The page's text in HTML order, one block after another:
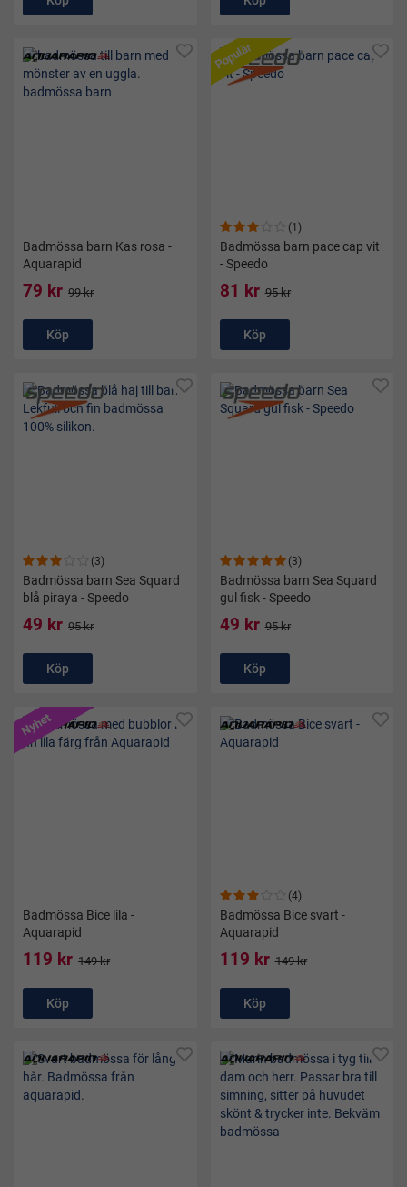
Badmössa barn Kas rosa -
Aquarapid
79 kr 99 kr
Köp
(1)
Badmössa barn pace cap vit
- Speedo
Populär
81 kr 95 kr
Köp
(3)
Badmössa barn Sea Squard
blå piraya - Speedo
49 kr 95 kr
Köp
(3)
Badmössa barn Sea Squard
gul fisk - Speedo
49 kr 95 kr
Köp
Badmössa Bice lila -
Aquarapid
Nyhet
119 kr 149 kr
Köp
(4)
Badmössa Bice svart -
Aquarapid
119 kr 149 kr
Köp